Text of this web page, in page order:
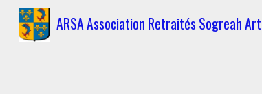
ARSA Association Retraités Sogreah